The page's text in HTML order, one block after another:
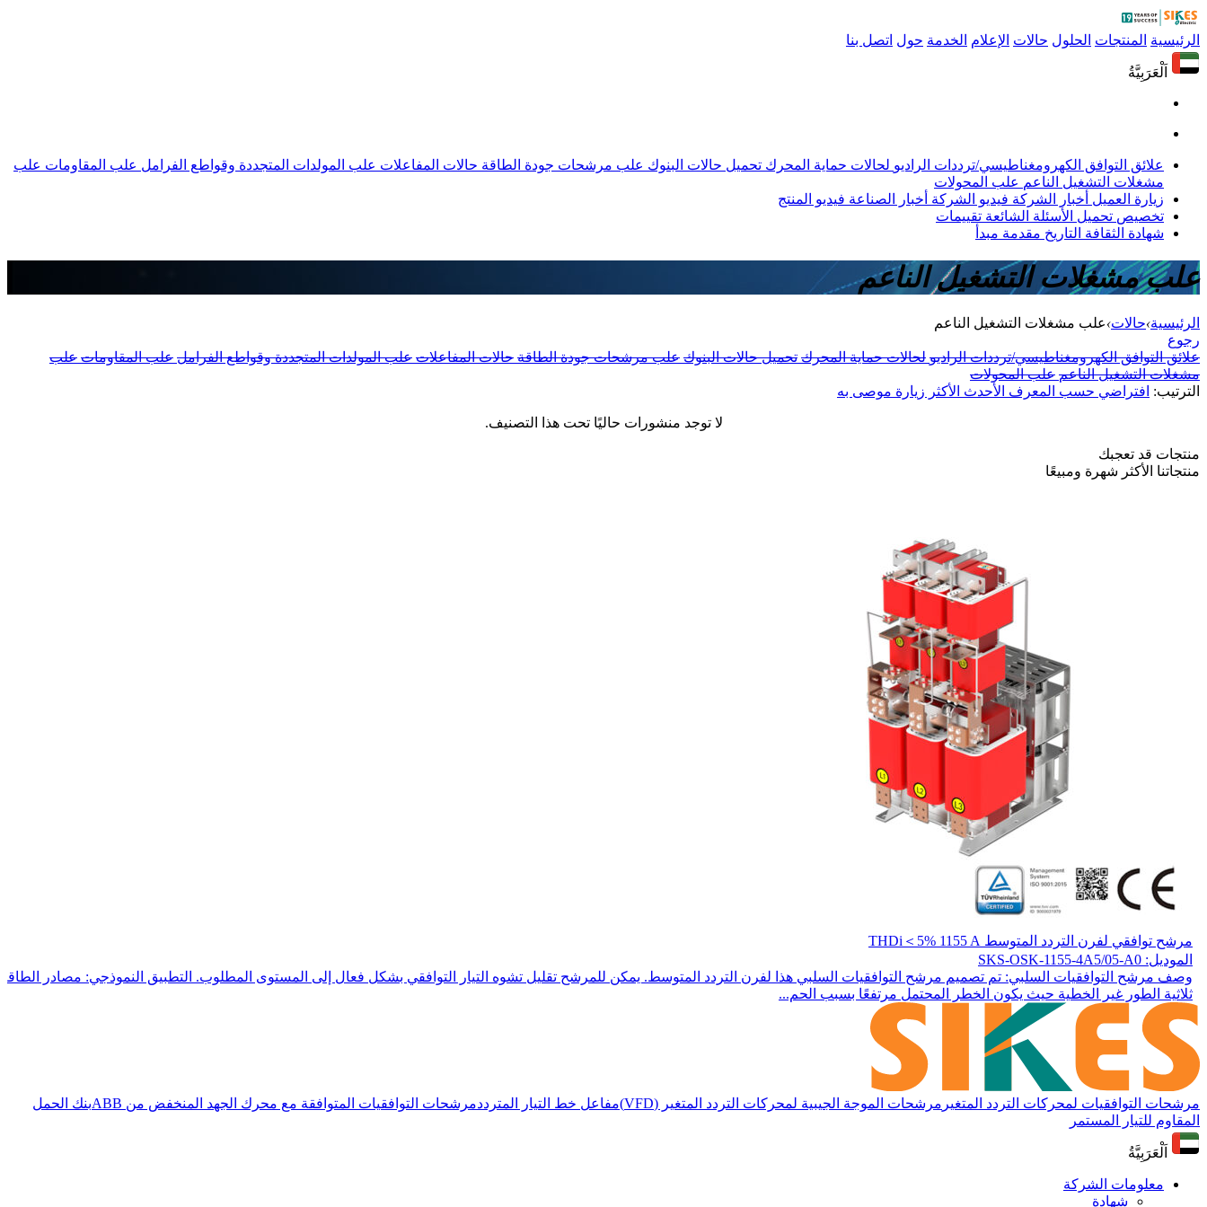
الرئيسية المنتجات الحلول حالات الإعلام الخدمة حول اتصل بنا
اَلْعَرَبِيَّةُ
علائق التوافق الكهرومغناطيسي/ترددات الراديو لحالات حماية المحرك تحميل حالات البنوك علب مرشحات جودة الطاقة حالات المفاعلات علب المولدات المتجددة وقواطع الفرامل علب المقاومات علب
مشغلات التشغيل الناعم علب المحولات
زيارة العميل أخبار الشركة فيديو الشركة أخبار الصناعة فيديو المنتج
تخصيص تحميل الأسئلة الشائعة تقييمات
شهادة الثقافة التاريخ مقدمة مبدأ
علب مشغلات التشغيل الناعم
الرئيسية›حالات›علب مشغلات التشغيل الناعم
رجوع
علائق التوافق الكهرومغناطيسي/ترددات الراديو لحالات حماية المحرك تحميل حالات البنوك علب مرشحات جودة الطاقة حالات المفاعلات علب المولدات المتجددة وقواطع الفرامل علب المقاومات علب
مشغلات التشغيل الناعم علب المحولات
الترتيب: افتراضي حسب المعرف الأحدث الأكثر زيارة موصى به
لا توجد منشورات حاليًا تحت هذا التصنيف.
منتجات قد تعجبك
منتجاتنا الأكثر شهرة ومبيعًا
مرشح توافقي لفرن التردد المتوسط THDi＜5% 1155 A
الموديل: SKS-OSK-1155-4A5/05-A0
وصف مرشح التوافقيات السلبي: تم تصميم مرشح التوافقيات السلبي هذا لفرن التردد المتوسط. يمكن للمرشح تقليل تشوه التيار التوافقي بشكل فعال إلى المستوى المطلوب. التطبيق النموذجي: مصادر الطاقة
ثلاثية الطور غير الخطية حيث يكون الخطر المحتمل مرتفعًا بسبب الحم...
مرشحات التوافقيات لمحركات التردد المتغير مرشحات الموجة الجيبية لمحركات التردد المتغير (VFD) مفاعل خط التيار المترددمرشحات التوافقيات المتوافقة مع محرك الجهد المنخفض من ABB
بنك الحمل
المقاوم للتيار المستمر
اَلْعَرَبِيَّةُ
معلومات الشركة
شهادة